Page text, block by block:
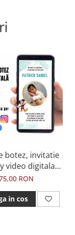
botez, invitatie
video digitala
pentru baietel
RON
in cos